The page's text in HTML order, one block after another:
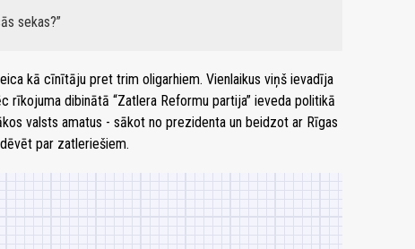
sekas?
kā cīnītāju pret trim oligarhiem. Vienlaikus viņš ievadīja
rīkojuma dibinātā “Zatlera Reformu partija” ieveda politikā
valsts amatus - sākot no prezidenta un beidzot ar Rīgas
par zatleriešiem.